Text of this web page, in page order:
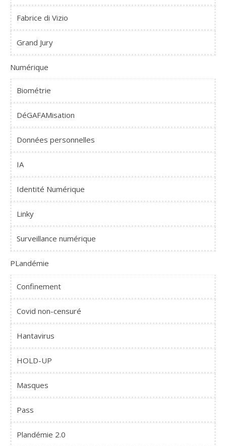
Fabrice di Vizio
Grand Jury
Numérique
Biométrie
DéGAFAMisation
Données personnelles
IA
Identité Numérique
Linky
Surveillance numérique
PLandémie
Confinement
Covid non-censuré
Hantavirus
HOLD-UP
Masques
Pass
Plandémie 2.0